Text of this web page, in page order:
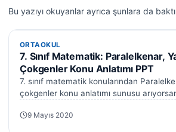
Bu yazıyı okuyanlar ayrıca şunlara da baktı
ORTAOKUL
ORTAOKUL
7. Sınıf Matematik: Paralelkenar,
Çokgenler Konu Anlatımı PPT
7. sınıf matematik konularından
çokgenler konu anlatımı sunusu
9 Mayıs 2020